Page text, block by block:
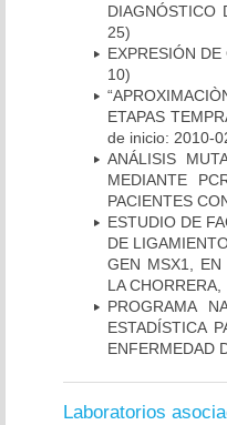
DIAGNÓSTICO
25)
EXPRESIÓN
10)
ETAPAS
de inicio: 2010-
ANÁLISIS
MEDIANTE
PACIENTES
ESTUDIO DE
DE
GEN MSX1, EN
LA
PROGRAMA
ESTADÍSTICA
ENFERMEDAD
Laboratorios